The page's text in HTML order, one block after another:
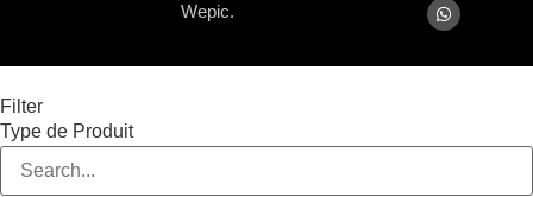
Wepic.
Filter
Type de Produit